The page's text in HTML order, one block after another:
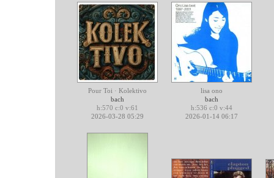
Pour Toi · Kolektivo
bach
h:570 c:0 v:61
2026-03-28 05:29
lisa ono
bach
h:536 c:0 v:44
2026-01-14 06:17